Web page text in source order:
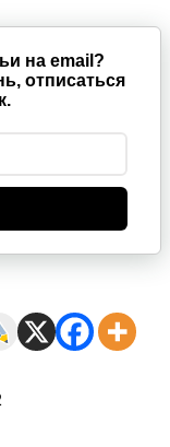
на email?
отписаться